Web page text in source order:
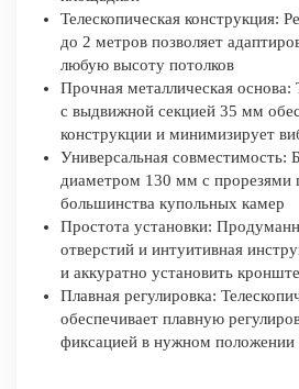
Телескопическая конструкция:
до 2 метров позволяет
любую высоту потолков
Прочная металлическая
с выдвижной секцией 35 мм
конструкции и минимизирует
Универсальная совместимость:
диаметром 130 мм с прорезями
большинства купольных камер
Простота установки:
отверстий и интуитивная
и аккуратно установить
Плавная регулировка:
обеспечивает плавную
фиксацией в нужном положении